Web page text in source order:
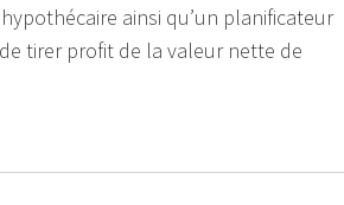
ainsi qu’un planificateur
tirer profit de la valeur nette de